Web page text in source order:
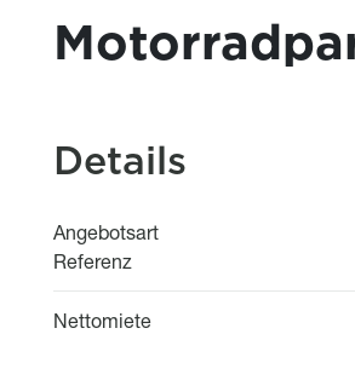
Details
Angebotsart
Referenz
Nettomiete